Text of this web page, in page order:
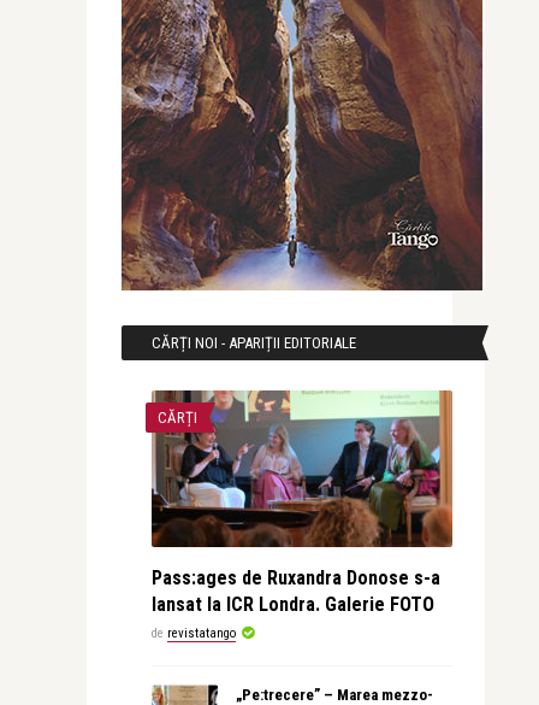
CĂRȚI NOI - APARIȚII EDITORIALE
CĂRȚI
Pass:ages de Ruxandra Donose s-a
lansat la ICR Londra. Galerie FOTO
de revistatango
„Pe:trecere” – Marea mezzo-